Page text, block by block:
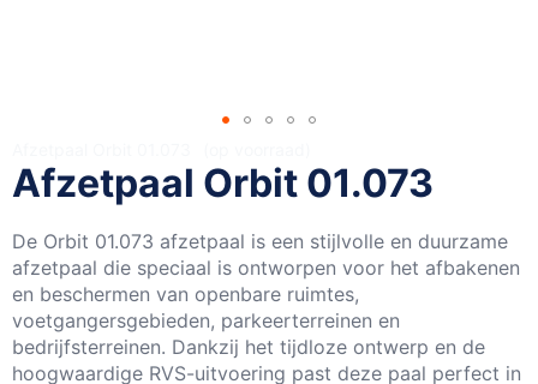
Afzetpaal Orbit 01.073
De Orbit 01.073 afzetpaal is een stijlvolle en duurzame
afzetpaal die speciaal is ontworpen voor het afbakenen
en beschermen van openbare ruimtes,
voetgangersgebieden, parkeerterreinen en
bedrijfsterreinen. Dankzij het tijdloze ontwerp en de
hoogwaardige RVS-uitvoering past deze paal perfect in
naar
het
begin
van
de
afbeeldingen-
gallerij